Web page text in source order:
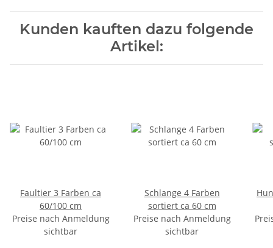
Kunden kauften dazu folgende
Artikel:
Faultier 3 Farben ca
60/100 cm
Preise nach Anmeldung
sichtbar
Schlange 4 Farben
sortiert ca 60 cm
Preise nach Anmeldung
sichtbar